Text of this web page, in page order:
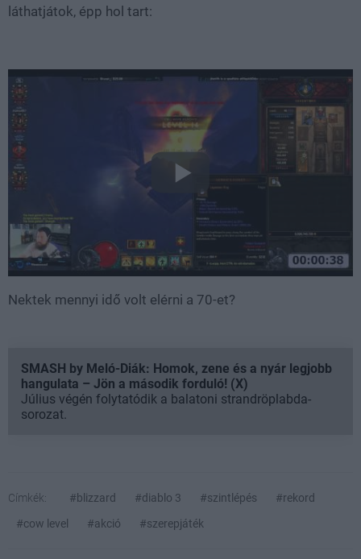
láthatjátok, épp hol tart:
Nektek mennyi idő volt elérni a 70-et?
SMASH by Meló-Diák: Homok, zene és a nyár legjobb
hangulata – Jön a második forduló! (X)
Július végén folytatódik a balatoni strandröplabda-
sorozat.
Címkék: #blizzard #diablo 3 #szintlépés
#rekord
#cow level
#akció #szerepjáték